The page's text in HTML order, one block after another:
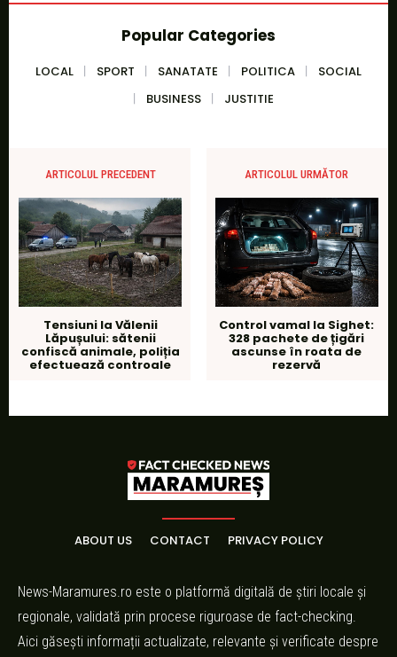
Popular Categories
LOCAL SPORT SANATATE POLITICA
SOCIAL
BUSINESS
JUSTITIE
ARTICOLUL PRECEDENT
Tensiuni la Vălenii
Lăpușului: sătenii
confiscă animale, poliția
efectuează controale
ARTICOLUL URMĂTOR
Control vamal la Sighet:
328 pachete de țigări
ascunse în roata de
rezervă
ABOUT US CONTACT PRIVACY POLICY
News-Maramures.ro este o platformă digitală de știri locale și
regionale, validată prin procese riguroase de fact-checking.
Aici găsești informații actualizate, relevante și verificate despre